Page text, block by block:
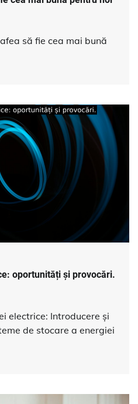
să fie cea mai bună
oportunități și provocări.
electrice: Introducere și
de stocare a energiei